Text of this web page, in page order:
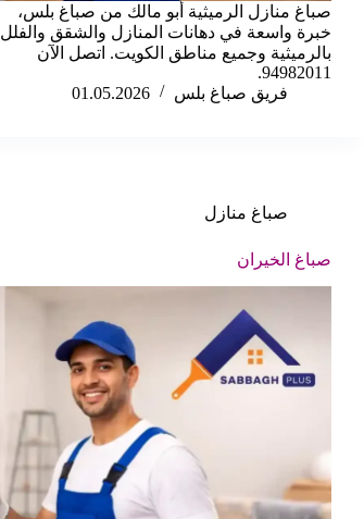
صباغ منازل الرميثية أبو مالك من صباغ بلس،
خبرة واسعة في دهانات المنازل والشقق والفلل
بالرميثية وجميع مناطق الكويت. اتصل الآن
94982011.
فريق صباغ بلس
01.05.2026
صباغ منازل
صباغ الخيران